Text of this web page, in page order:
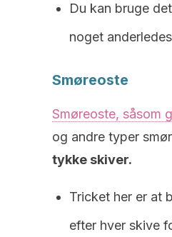
Du kan bruge
noget
Smøreoste
Smøreoste, såsom
og andre typer
tykke skiver.
Tricket her er at
efter hver skive